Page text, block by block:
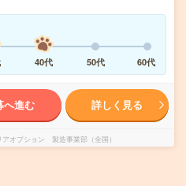
40代 50代 60代
へ進む 詳しく見る
オプション 製造事業部（全国）